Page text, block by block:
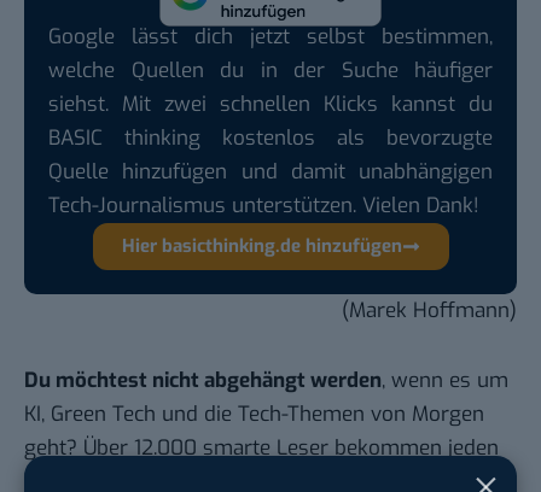
Google lässt dich jetzt selbst bestimmen,
welche Quellen du in der Suche häufiger
siehst. Mit zwei schnellen Klicks kannst du
BASIC thinking kostenlos als bevorzugte
Quelle hinzufügen und damit unabhängigen
Tech-Journalismus unterstützen. Vielen Dank!
Hier basicthinking.de hinzufügen
(Marek Hoffmann)
Du möchtest nicht abgehängt werden, wenn es um
KI, Green Tech und die Tech-Themen von Morgen
geht? Über 12.000 smarte Leser bekommen jeden
Tag UPDATE, unser Tech-Briefing mit den